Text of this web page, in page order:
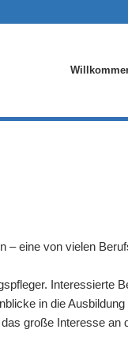
– eine von vielen
in die
große Interesse